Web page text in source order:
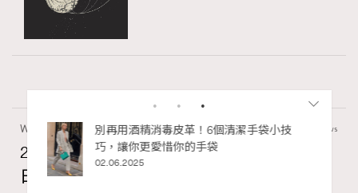
Wellness 70 views
2026年8月每周星座運程【8月9日至8月15
日】